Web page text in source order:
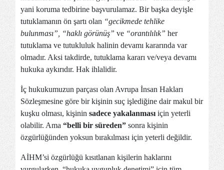
yani koruma tedbirine başvurulamaz. Bir başka deyişle
tutuklamanın ön şartı olan “gecikmede tehlike
bulunması”, “haklı görünüş” ve “orantılılık” her
tutuklama ve tutukluluk halinin devamı kararında var
olmadır. Aksi takdirde, tutuklama kararı ve/veya devamı
hukuka aykırıdır. Hak ihlalidir.
İç hukukumuzun parçası olan Avrupa İnsan Hakları
Sözleşmesine göre bir kişinin suç işlediğine dair makul bir
kuşku olması, kişinin sadece yakalanması için yeterli
olabilir. Ama “belli bir süreden” sonra kişinin
özgürlüğünden yoksun bırakılması için yeterli değildir.
AİHM’si özgürlüğü kısıtlanan kişilerin haklarını